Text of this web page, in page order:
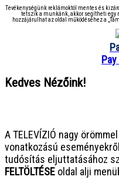
Tevékenységünk reklámoktól mentes és
tetszik a munkánk, akkor segítheti egy
hozzájárulhat az oldal működéséhez a
Kedves Nézőink!
A TELEVÍZIÓ nagy
vonatkozású
tudósítás eljuttatásához
FELTÖLTÉSE oldal alji